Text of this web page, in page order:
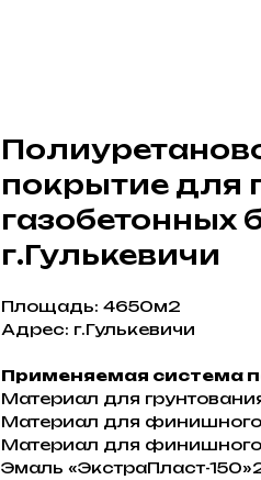
покрытие для
газобетонных
г.Гулькевичи
Площадь: 4650м2
Адрес: г.Гулькевичи
Применяемая система
Материал для
Материал для
Материал для финишного
Эмаль «ЭкстраПласт-